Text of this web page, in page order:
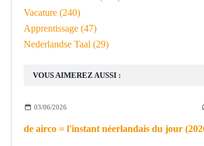
VOUS AIMEREZ AUSSI :
03/06/2026
Vacature (240)
Apprentissage (47)
Nederlandse Taal (29)